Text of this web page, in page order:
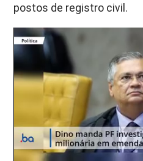
postos de registro civil.